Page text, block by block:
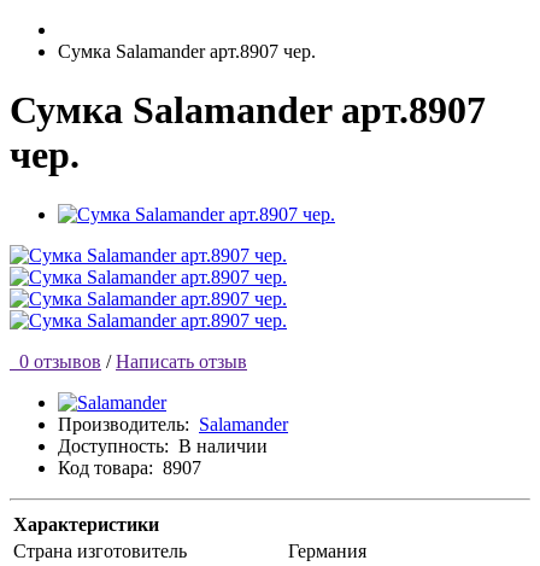
Сумка Salamander арт.8907 чер.
Сумка Salamander арт.8907
чер.
0 отзывов / Написать отзыв
Производитель: Salamander
Доступность: В наличии
Код товара: 8907
Характеристики
Страна изготовитель
Германия